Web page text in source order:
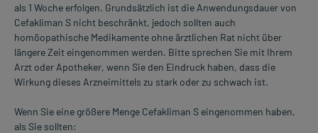
als 1 Woche erfolgen. Grundsätzlich ist die Anwendungsdauer von
Cefakliman S nicht beschränkt, jedoch sollten auch
homöopathische Medikamente ohne ärztlichen Rat nicht über
längere Zeit eingenommen werden. Bitte sprechen Sie mit Ihrem
Arzt oder Apotheker, wenn Sie den Eindruck haben, dass die
Wirkung dieses Arzneimittels zu stark oder zu schwach ist.
Wenn Sie eine größere Menge Cefakliman S eingenommen haben,
als Sie sollten: